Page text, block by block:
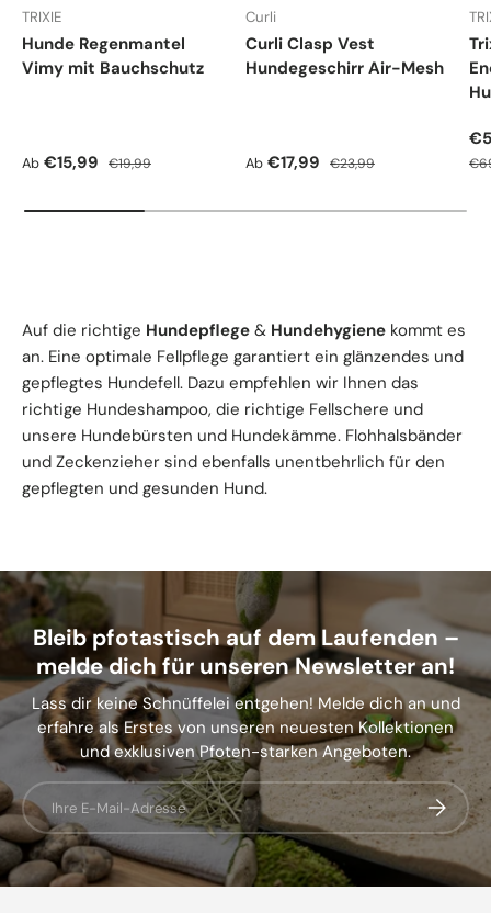
TRIXIE
Hunde Regenmantel
Vimy mit Bauchschutz
Verkaufspreis
Ab €15,99 Normaler Preis
€19,99
Curli
Curli Clasp Vest
Hundegeschirr Air-Mesh
Verkaufspreis
Ab €17,99 Normaler Preis
€23,99
Auf die richtige Hundepflege & Hundehygiene kommt es
an. Eine optimale Fellpflege garantiert ein glänzendes und
gepflegtes Hundefell. Dazu empfehlen wir Ihnen das
richtige Hundeshampoo, die richtige Fellschere und
unsere Hundebürsten und Hundekämme. Flohhalsbänder
und Zeckenzieher sind ebenfalls unentbehrlich für den
gepflegten und gesunden Hund.
Bleib pfotastisch auf dem Laufenden –
melde dich für unseren Newsletter an!
Lass dir keine Schnüffelei entgehen! Melde dich an und
erfahre als Erstes von unseren neuesten Kollektionen
und exklusiven Pfoten-starken Angeboten.
E-Mail